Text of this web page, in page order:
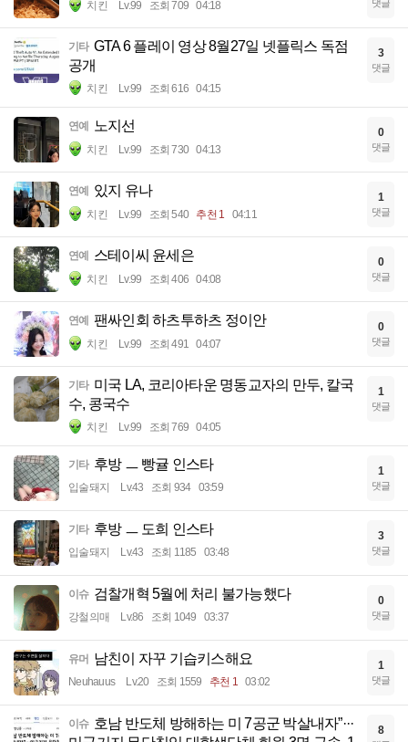
치킨 Lv.99 조회 709 04:18 댓글
기타 GTA 6 플레이 영상 8월27일 넷플릭스 독점
공개
치킨 Lv.99 조회 616 04:15
3
댓글
연예 노지선
치킨 Lv.99 조회 730 04:13
0
댓글
연예 있지 유나
치킨 Lv.99 조회 540 추천 1 04:11
1
댓글
연예 스테이씨 윤세은
치킨 Lv.99 조회 406 04:08
0
댓글
연예 팬싸인회 하츠투하츠 정이안
치킨 Lv.99 조회 491 04:07
0
댓글
기타 미국 LA, 코리아타운 명동교자의 만두, 칼국
수, 콩국수
치킨 Lv.99 조회 769 04:05
1
댓글
기타 후방 ㅡ 빵귤 인스타
입술돼지 Lv.43 조회 934 03:59
1
댓글
기타 후방 ㅡ 도희 인스타
입술돼지 Lv.43 조회 1185 03:48
3
댓글
이슈 검찰개혁 5월에 처리 불가능했다
강철의매 Lv.86 조회 1049 03:37
0
댓글
유머 남친이 자꾸 기습키스해요
Neuhauus Lv.20 조회 1559 추천 1 03:02
1
댓글
이슈 호남 반도체 방해하는 미 7공군 박살내자”···
8